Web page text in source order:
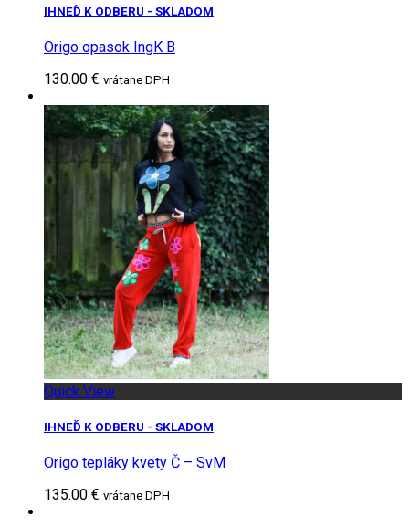
IHNEĎ K ODBERU - SKLADOM
Origo opasok IngK B
130.00 € vrátane DPH
Quick View
IHNEĎ K ODBERU - SKLADOM
Origo tepláky kvety Č – SvM
135.00 € vrátane DPH